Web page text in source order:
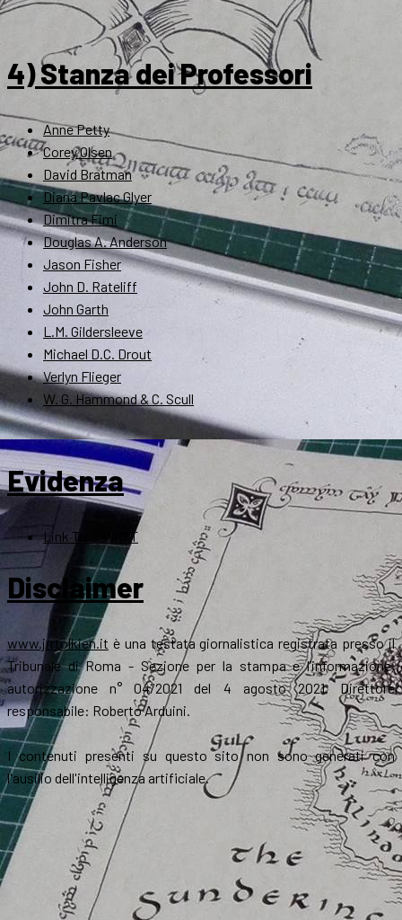
4) Stanza dei Professori
Anne Petty
Corey Olsen
David Bratman
Diana Pavlac Glyer
Dimitra Fimi
Douglas A. Anderson
Jason Fisher
John D. Rateliff
John Garth
L.M. Gildersleeve
Michael D.C. Drout
Verlyn Flieger
W. G. Hammond & C. Scull
Evidenza
Link Tree – AIST
Disclaimer
www.jrrtolkien.it è una testata giornalistica registrata presso il
Tribunale di Roma - Sezione per la stampa e l’informazione,
autorizzazione n° 04/2021 del 4 agosto 2021. Direttore
responsabile: Roberto Arduini.
I contenuti presenti su questo sito non sono generati con
l'ausilio dell'intelligenza artificiale.